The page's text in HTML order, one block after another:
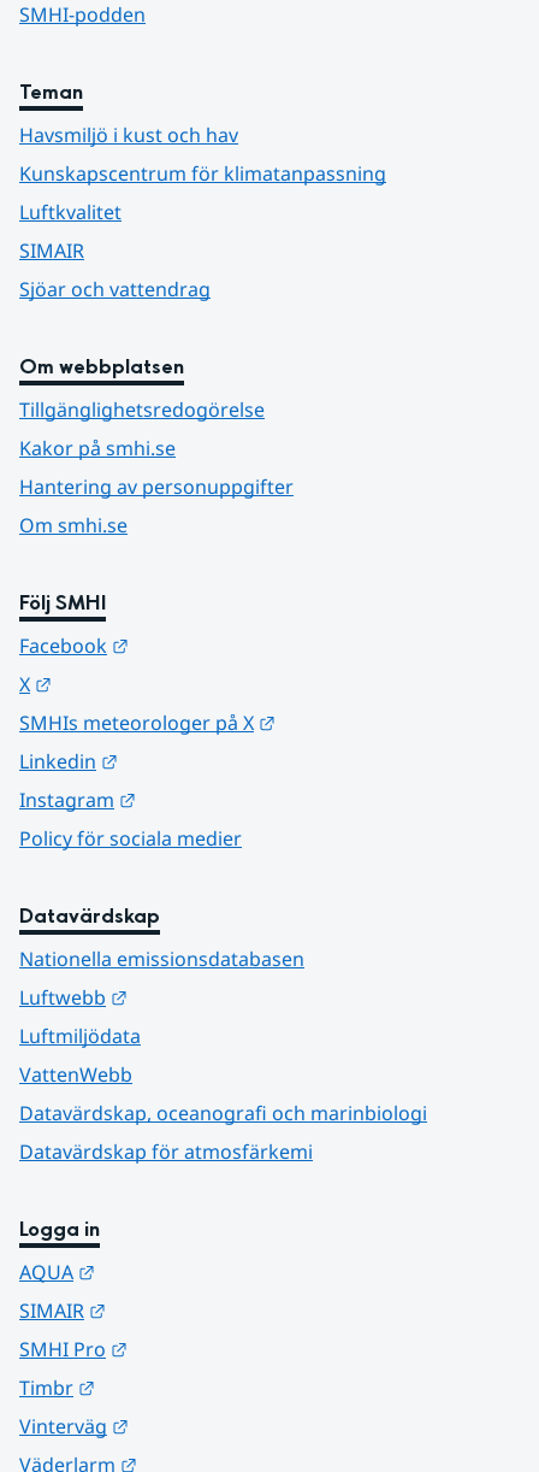
SMHI-podden
Teman
Havsmiljö i kust och hav
Kunskapscentrum för klimatanpassning
Luftkvalitet
SIMAIR
Sjöar och vattendrag
Om webbplatsen
Tillgänglighetsredogörelse
Kakor på smhi.se
Hantering av personuppgifter
Om smhi.se
Följ SMHI
Facebook
X
SMHIs meteorologer på X
Linkedin
Instagram
Policy för sociala medier
Datavärdskap
Nationella emissionsdatabasen
Luftwebb
Luftmiljödata
VattenWebb
Datavärdskap, oceanografi och marinbiologi
Datavärdskap för atmosfärkemi
Logga in
AQUA
SIMAIR
SMHI Pro
Timbr
Vinterväg
Väderlarm